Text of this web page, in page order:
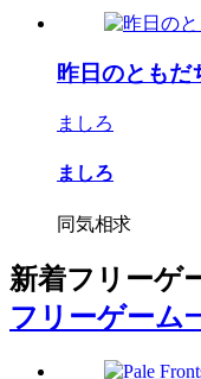
昨日のともだ
ましろ
ましろ
同気相求
新着フリーゲ
フリーゲーム